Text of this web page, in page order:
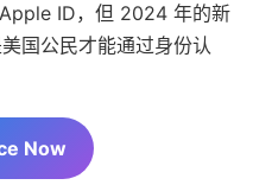
ID，但 2024 年的新
国公民才能通过身份认
Now